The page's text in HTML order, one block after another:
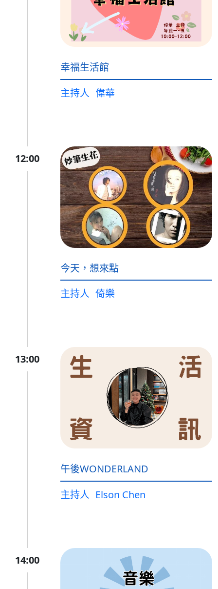
幸福生活館
主持人 偉華
12:00
今天，想來點
主持人 倚樂
13:00
午後WONDERLAND
主持人 Elson Chen
14:00